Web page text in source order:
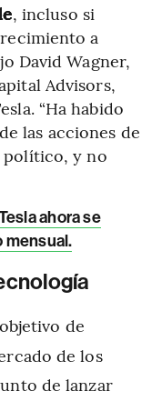
, incluso si
a
David Wagner,
Advisors,
“Ha habido
las acciones de
político, y no
ahora se
mensual.
de
de los
de lanzar